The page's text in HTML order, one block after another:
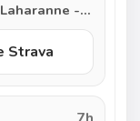
-
Clairence -
-
Port de
-
Strava